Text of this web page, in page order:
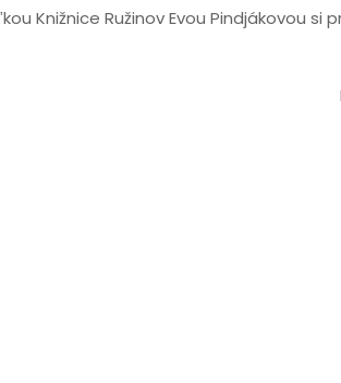
Knižnice Ružinov Evou Pindjákovou